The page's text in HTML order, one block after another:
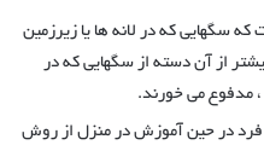
که سگهایی که در لانه ها یا زیرزمین
از آن دسته از سگهایی که در
مدفوع می خورند.
فرد در حین آموزش در منزل از روش